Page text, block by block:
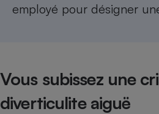
employé pour désigner
Vous subissez une
diverticulite aiguë